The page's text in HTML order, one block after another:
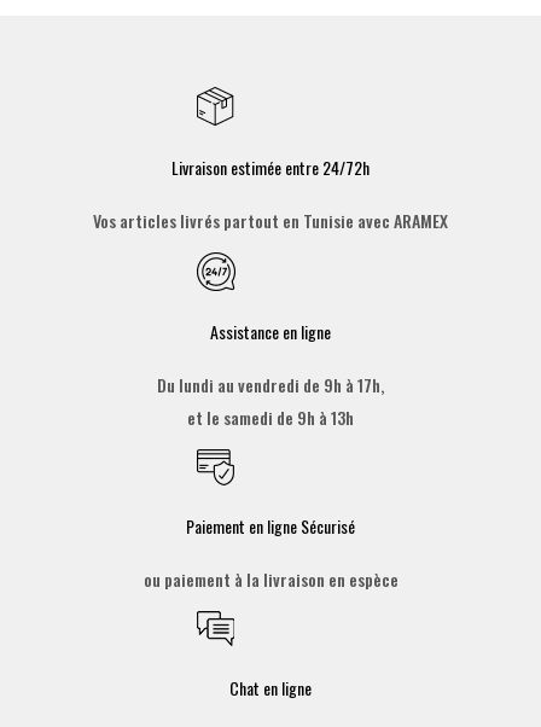
Livraison estimée entre 24/72h
Vos articles livrés partout en Tunisie avec ARAMEX
Assistance en ligne
Du lundi au vendredi de 9h à 17h,
et le samedi de 9h à 13h
Paiement en ligne Sécurisé
ou paiement à la livraison en espèce
Chat en ligne